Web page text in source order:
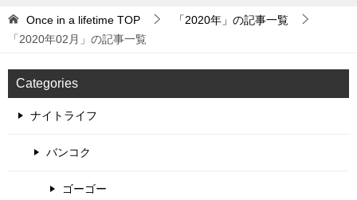
Once in a lifetime TOP
「2020年」の記事一覧
「2020年02月」の記事一覧
Categories
ナイトライフ
バンコク
ゴーゴー